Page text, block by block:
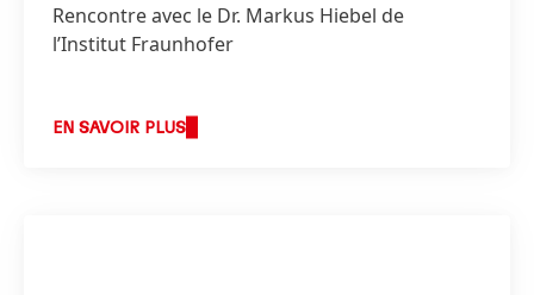
Rencontre avec le Dr. Markus Hiebel de
l’Institut Fraunhofer
EN SAVOIR PLUS